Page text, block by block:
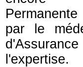
par le
l'expertise.